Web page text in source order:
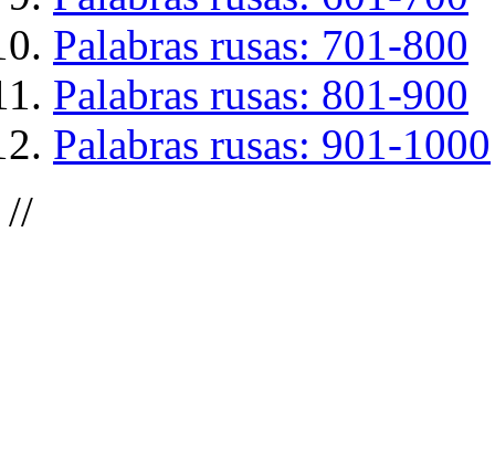
Palabras rusas: 701-800
Palabras rusas: 801-900
Palabras rusas: 901-1000
//